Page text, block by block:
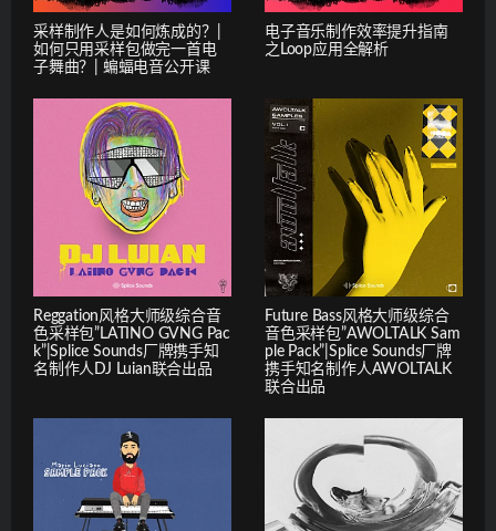
采样制作人是如何炼成的？|
如何只用采样包做完一首电
子舞曲？| 蝙蝠电音公开课
电子音乐制作效率提升指南
之Loop应用全解析
Reggation风格大师级综合音
色采样包”LATINO GVNG Pac
k”|Splice Sounds厂牌携手知
名制作人DJ Luian联合出品
Future Bass风格大师级综合
音色采样包”AWOLTALK Sam
ple Pack”|Splice Sounds厂牌
携手知名制作人AWOLTALK
联合出品